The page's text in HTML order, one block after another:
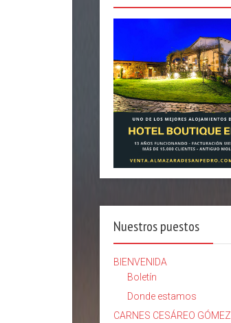
Nuestros puestos
BIENVENIDA
Boletín
Donde estamos
CARNES CESÁREO GÓMEZ